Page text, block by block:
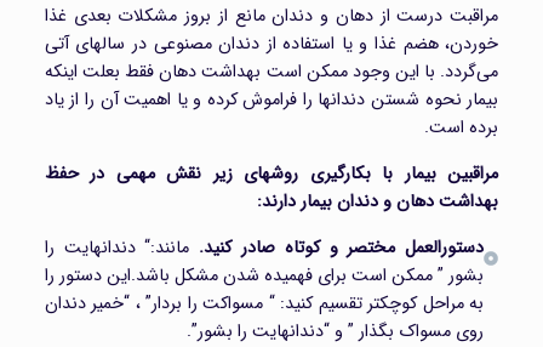
مراقبت درست از دهان و دندان مانع از بروز مشکلات بعدی غذا
خوردن، هضم غذا و یا استفاده از دندان مصنوعی در سالهای آتی
می‌گردد. با این وجود ممکن است بهداشت دهان فقط بعلت اینکه
بیمار نحوه شستن دندانها را فراموش کرده و یا اهمیت آن را از یاد
برده است.
مراقبین بیمار با بکارگیری روشهای زیر نقش مهمی در حفظ
بهداشت دهان و دندان بیمار دارند:
دستورالعمل مختصر و کوتاه صادر کنید. مانند:“ دندانهایت را
بشور ” ممکن است برای فهمیده شدن مشکل باشد.این دستور را
به مراحل کوچکتر تقسیم کنید: “ مسواکت را بردار” ، “خمیر دندان
روی مسواک بگذار ” و “دندانهایت را بشور”.